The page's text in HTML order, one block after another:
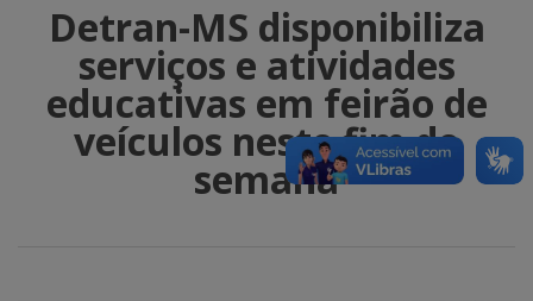
Detran-MS disponibiliza
serviços e atividades
educativas em feirão de
veículos neste fim de
semana